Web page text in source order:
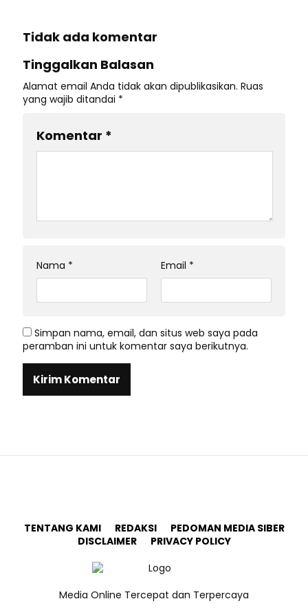
Tidak ada komentar
Tinggalkan Balasan
Alamat email Anda tidak akan dipublikasikan. Ruas
yang wajib ditandai *
Komentar *
Nama * Email *
Simpan nama, email, dan situs web saya pada
peramban ini untuk komentar saya berikutnya.
TENTANG KAMI REDAKSI
PEDOMAN MEDIA SIBER
DISCLAIMER
PRIVACY POLICY
Media Online Tercepat dan Terpercaya